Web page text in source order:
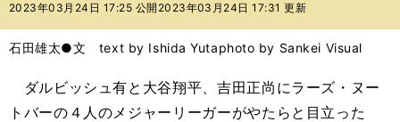
ー
バ
2023年03月24日 17:25 公開 2023年03月24日 17:31 更新
石田雄太●文 text by Ishida Yutaphoto by Sankei Visual
ダルビッシュ有と大谷翔平、吉田正尚にラーズ・ヌー
トバーの４人のメジャーリーガーがやたらと目立った